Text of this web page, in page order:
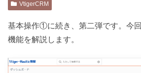
VtigerCRM
基本操作①に続き、第二弾です。今
機能を解説します。